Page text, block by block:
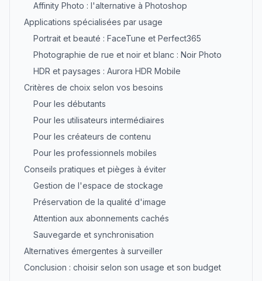
Affinity Photo : l'alternative à Photoshop
Applications spécialisées par usage
Portrait et beauté : FaceTune et Perfect365
Photographie de rue et noir et blanc : Noir Photo
HDR et paysages : Aurora HDR Mobile
Critères de choix selon vos besoins
Pour les débutants
Pour les utilisateurs intermédiaires
Pour les créateurs de contenu
Pour les professionnels mobiles
Conseils pratiques et pièges à éviter
Gestion de l'espace de stockage
Préservation de la qualité d'image
Attention aux abonnements cachés
Sauvegarde et synchronisation
Alternatives émergentes à surveiller
Conclusion : choisir selon son usage et son budget